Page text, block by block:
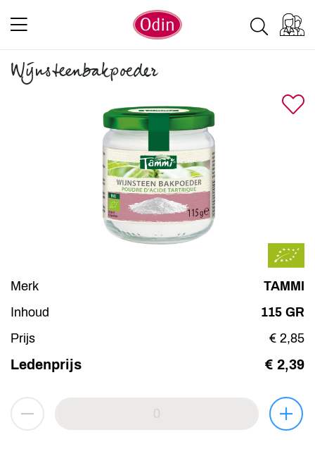
Wijnsteenbakpoeder
Merk
TAMMI
Inhoud
115 GR
Prijs
€ 2,85
Ledenprijs € 2,39